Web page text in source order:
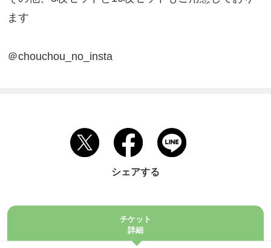
ます
＠chouchou_no_insta
シェアする
チケット
詳細